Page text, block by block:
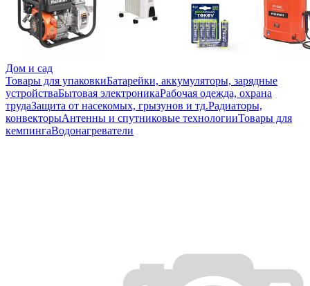
Дом и сад
Товары для упаковкиБатарейки, аккумуляторы, зарядные
устройстваБытовая электроникаРабочая одежда, охрана
трудаЗащита от насекомых, грызунов и тд.Радиаторы,
конвекторыАнтенны и спутниковые технологииТовары для
кемпингаВодонагреватели